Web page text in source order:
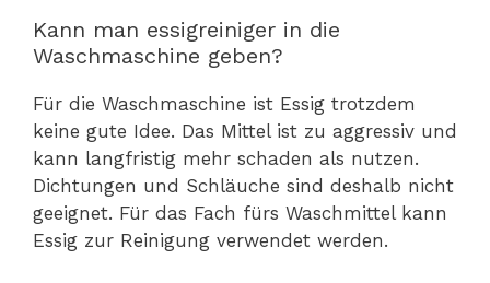
Kann man essigreiniger in die
Waschmaschine geben?
Für die Waschmaschine ist Essig trotzdem
keine gute Idee. Das Mittel ist zu aggressiv und
kann langfristig mehr schaden als nutzen.
Dichtungen und Schläuche sind deshalb nicht
geeignet. Für das Fach fürs Waschmittel kann
Essig zur Reinigung verwendet werden.